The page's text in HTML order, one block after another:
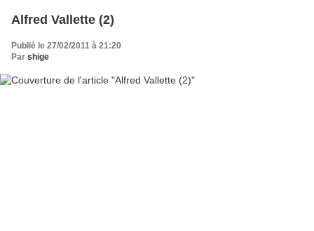
Alfred Vallette (2)
Publié le 27/02/2011 à 21:20
Par shige